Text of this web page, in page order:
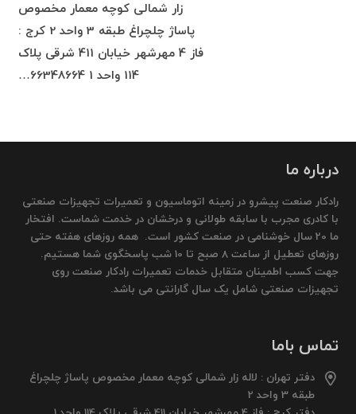
زار شمالی کوچه معمار مخصوص
پاساژ چلچراغ طبقه 3 واحد 2 کرج :
فاز 4 مهرشهر خیابان 411 شرقی پلاک
114 واحد 1 66348664…
درباره ما
رادکار صنعت پیشرو در زمینه اتوماسیون و تعمیرات تجهیزات صنعتی
با کادری مجرب با سابقه طولانی و درخشان در خدمت شماست. افتخار
ما 20 سال خوشنامی در صنعت کشور است. همه روزهای هفته حتی
روزهای تعطیل از ساعت 8 صبح تا 10 شب پاسخگوی شما هستیم.
جهت کسب اطمینان متقابل خدمات تعمیرات رادکار صنعت روی
تجهیزات صنعتی شامل یک سال گارانتی می باشد.
تماس باما
دفتر تهران : لاله زار شمالی کوچه معمار مخصوص پاساژ چلچراغ
طبقه 3 واحد 2